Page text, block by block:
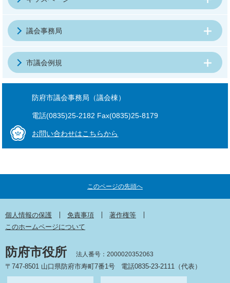
議会事務局
市議会例規
防府市議会事務局（議会棟）
電話(0835)25-2182 Fax(0835)25-8179
お問い合わせはこちらから
このページの先頭へ
個人情報の保護 免責事項
著作権等
このホームページについて
防府市役所 法人番号：2000020352063
〒747-8501 山口県防府市寿町7番1号 電話0835-23-2111（代表）